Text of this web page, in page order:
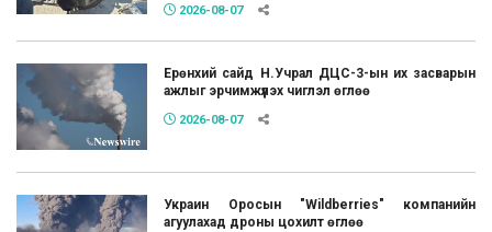
2026-08-07
Ерөнхий сайд Н.Учрал ДЦС-3-ын их засварын
ажлыг эрчимжүүлэх чиглэл өглөө
2026-08-07
Украин Оросын "Wildberries" компанийн
агуулахад дроны цохилт өглөө